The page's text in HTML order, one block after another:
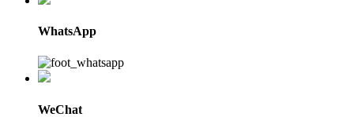
WhatsApp
WeChat